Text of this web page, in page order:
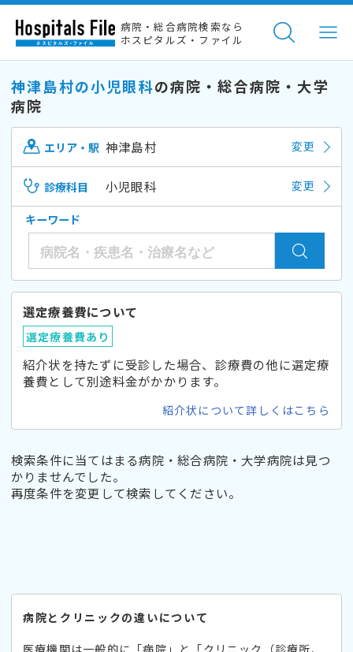
病院・総合病院検索なら
ホスピタルズ・ファイル
神津島村の小児眼科の病院・総合病院・大学
病院
エリア・駅 神津島村 変更
診療科目 小児眼科 変更
キーワード
選定療養費について
選定療養費あり
紹介状を持たずに受診した場合、診療費の他に選定療
養費として別途料金がかかります。
紹介状について詳しくはこちら
検索条件に当てはまる病院・総合病院・大学病院は見つ
かりませんでした。
再度条件を変更して検索してください。
病院とクリニックの違いについて